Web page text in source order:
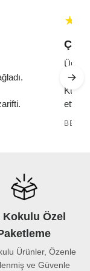
Çok
Ürün
etti.
Kokulu Özel
Ürünler, Özenle
ve Güvenle